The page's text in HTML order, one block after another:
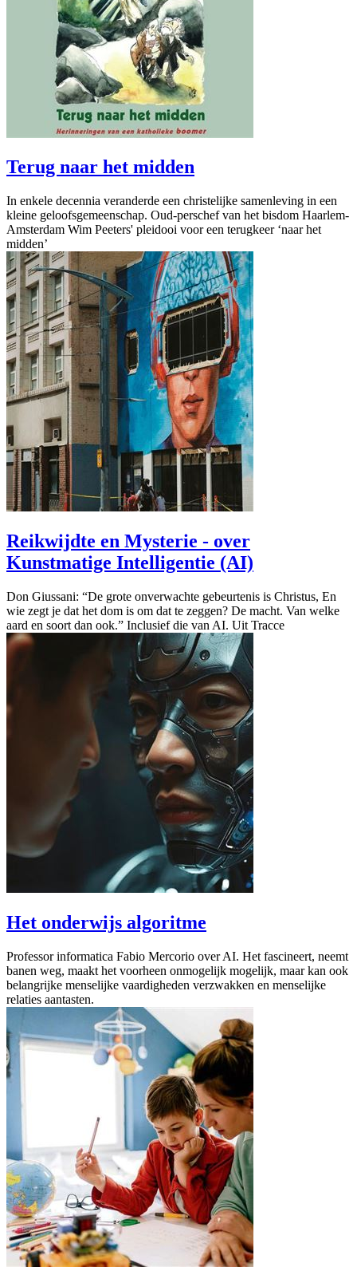
Terug naar het midden
In enkele decennia veranderde een chris­te­lijke samen­le­ving in een
kleine geloofs­ge­meen­schap. Oud-perschef van het bisdom Haarlem-
Amsterdam Wim Peeters' pleidooi voor een terugkeer ‘naar het
midden’
Reikwijdte en Mysterie - over
Kunstmatige Intelligentie (AI)
Don Giussani: “De grote onverwachte gebeurtenis is Christus, En
wie zegt je dat het dom is om dat te zeggen? De macht. Van welke
aard en soort dan ook.” Inclusief die van AI. Uit Tracce
Het onderwijs algoritme
Professor informatica Fabio Mercorio over AI. Het fascineert, neemt
banen weg, maakt het voorheen onmogelijk mogelijk, maar kan ook
belangrijke menselijke vaardigheden verzwakken en menselijke
relaties aantasten.